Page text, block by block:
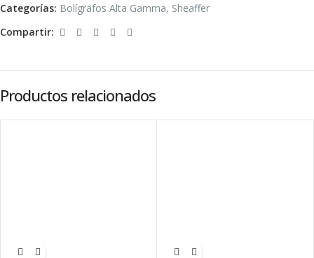
Categorías: Bolígrafos Alta Gamma, Sheaffer
Compartir:
Productos relacionados